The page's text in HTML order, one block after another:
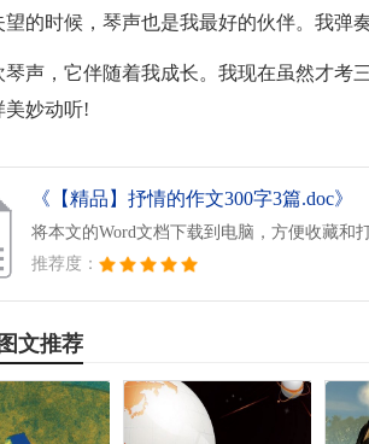
望的时候，琴声也是我最好的伙伴。我弹
琴声，它伴随着我成长。我现在虽然才考
美妙动听!
《【精品】抒情的作文300字3篇.doc》
将本文的Word文档下载到电脑，方便收藏和
推荐度：
文推荐